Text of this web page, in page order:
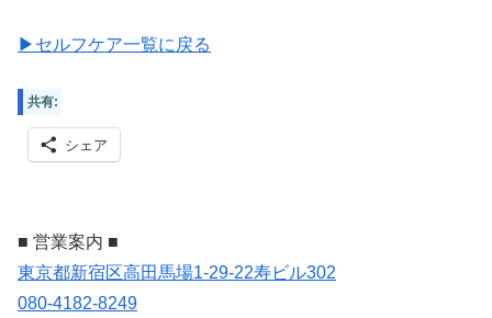
▶セルフケア一覧に戻る
共有:
シェア
■ 営業案内 ■
東京都新宿区高田馬場1-29-22寿ビル302
080-4182-8249